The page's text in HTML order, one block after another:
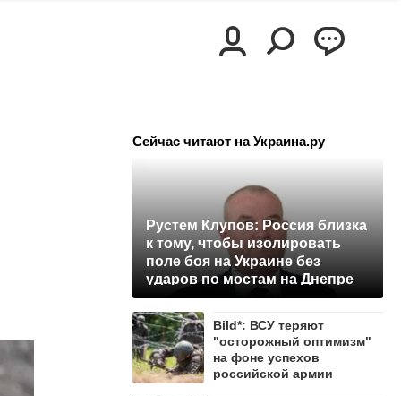
Сейчас читают на Украина.ру
Рустем Клупов: Россия близка
к тому, чтобы изолировать
поле боя на Украине без
ударов по мостам на Днепре
Bild*: ВСУ теряют
"осторожный оптимизм"
на фоне успехов
российской армии